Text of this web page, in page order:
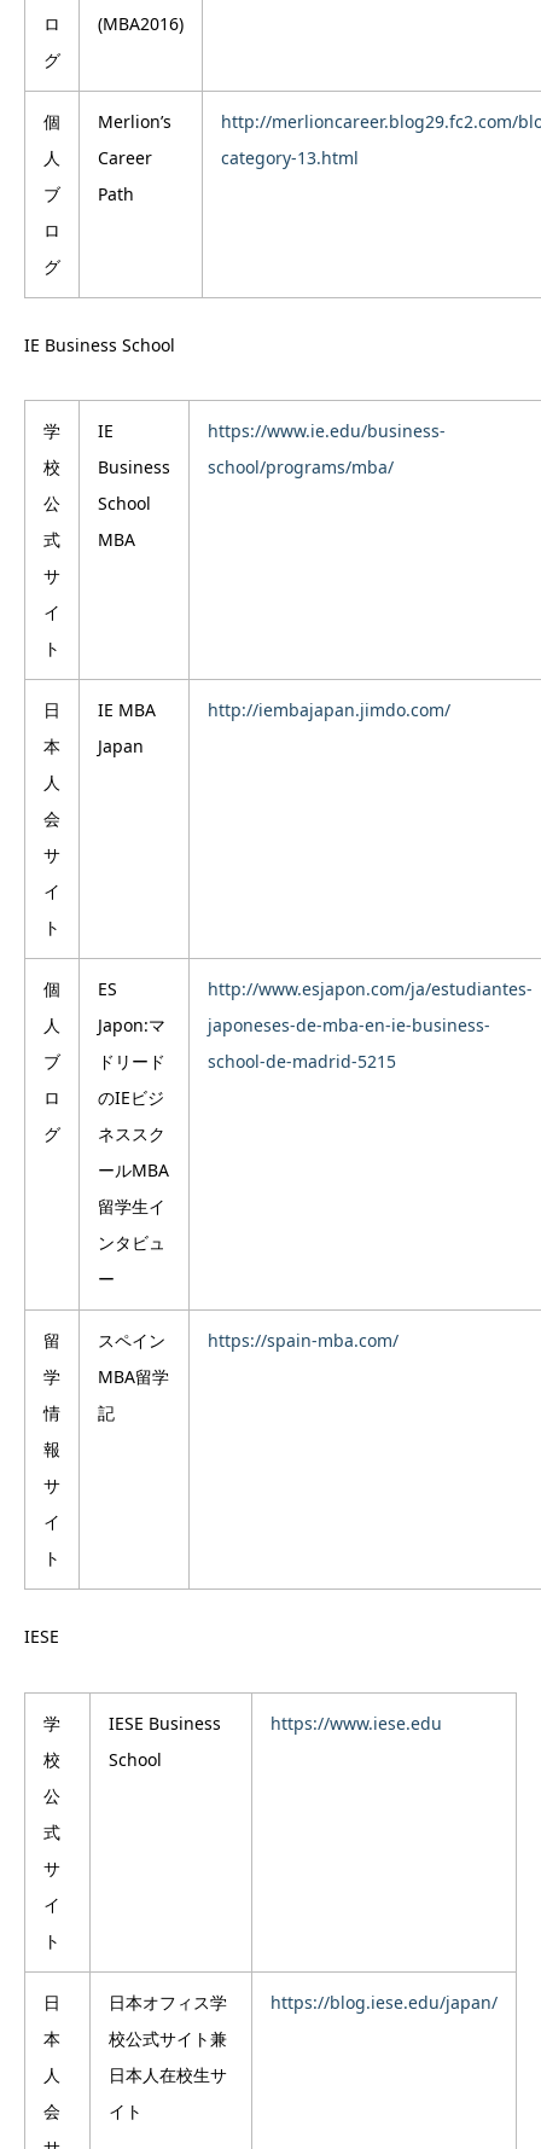
ロ
グ
(MBA2016)
個
人
ブ
ロ
グ
Merlion’s
Career
Path
http://merlioncareer.blog29.fc2.com/
category-13.html
IE Business School
学
校
公
式
サ
イ
ト
IE
Business
School
MBA
https://www.ie.edu/business-
school/programs/mba/
日
本
人
会
サ
イ
ト
IE MBA
Japan
http://iembajapan.jimdo.com/
個
人
ブ
ロ
グ
ES
Japon:マ
ドリード
のIEビジ
ネススク
ールMBA
留学生イ
ンタビュ
ー
http://www.esjapon.com/ja/estudiantes-
japoneses-de-mba-en-ie-business-
school-de-madrid-5215
留
学
情
報
サ
イ
ト
スペイン
MBA留学
記
https://spain-mba.com/
IESE
学
校
公
式
サ
イ
ト
IESE Business
School
https://www.iese.edu
日
本
人
会
日本オフィス学
校公式サイト兼
日本人在校生サ
イト
https://blog.iese.edu/japan/